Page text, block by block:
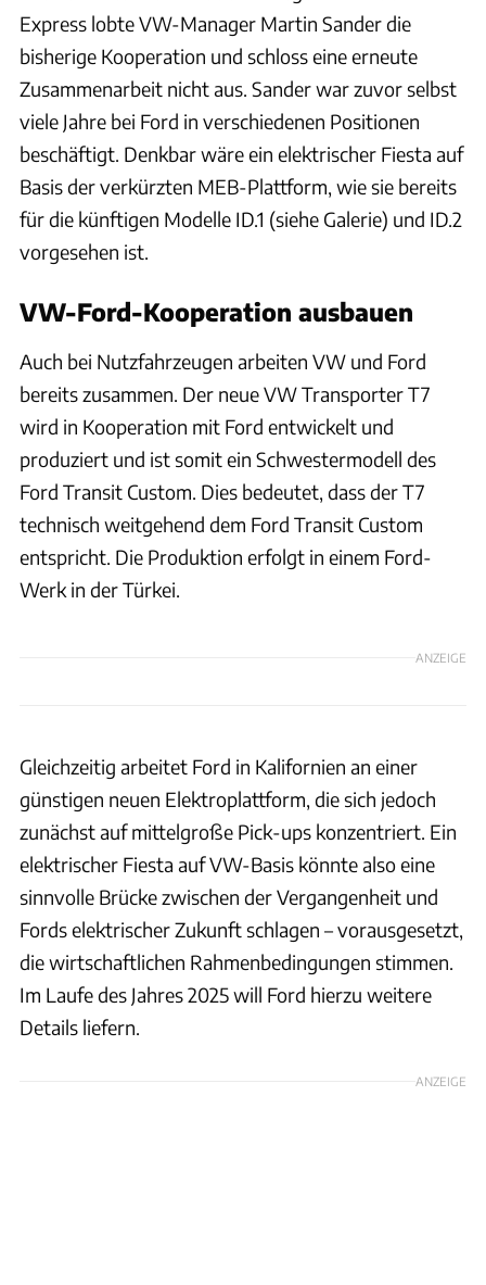
Express lobte VW-Manager Martin Sander die
bisherige Kooperation und schloss eine erneute
Zusammenarbeit nicht aus. Sander war zuvor selbst
viele Jahre bei Ford in verschiedenen Positionen
beschäftigt. Denkbar wäre ein elektrischer Fiesta auf
Basis der verkürzten MEB-Plattform, wie sie bereits
für die künftigen Modelle ID.1 (siehe Galerie) und ID.2
vorgesehen ist.
VW-Ford-Kooperation ausbauen
Auch bei Nutzfahrzeugen arbeiten VW und Ford
bereits zusammen. Der neue VW Transporter T7
wird in Kooperation mit Ford entwickelt und
produziert und ist somit ein Schwestermodell des
Ford Transit Custom. Dies bedeutet, dass der T7
technisch weitgehend dem Ford Transit Custom
entspricht. Die Produktion erfolgt in einem Ford-
Werk in der Türkei.
ANZEIGE
Gleichzeitig arbeitet Ford in Kalifornien an einer
günstigen neuen Elektroplattform, die sich jedoch
zunächst auf mittelgroße Pick-ups konzentriert. Ein
elektrischer Fiesta auf VW-Basis könnte also eine
sinnvolle Brücke zwischen der Vergangenheit und
Fords elektrischer Zukunft schlagen – vorausgesetzt,
die wirtschaftlichen Rahmenbedingungen stimmen.
Im Laufe des Jahres 2025 will Ford hierzu weitere
Details liefern.
ANZEIGE